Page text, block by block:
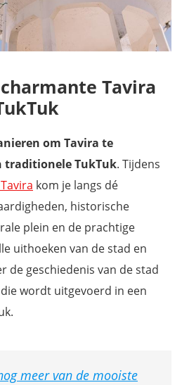
Tavira
om Tavira te
traditionele TukTuk. Tijdens
kom je langs dé
historische
plein en de prachtige
uithoeken van de stad en
de geschiedenis van de stad
wordt uitgevoerd in een
meer van de mooiste